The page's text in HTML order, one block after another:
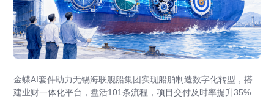
金蝶AI套件助力无锡海联舰船集团实现船舶制造数字化转型，搭
建业财一体化平台，盘活101条流程，项目交付及时率提升35%，